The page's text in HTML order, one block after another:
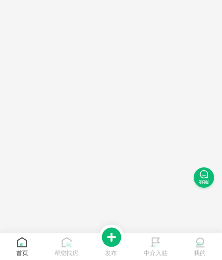
首页 帮您找房 发布 中介入驻 我的